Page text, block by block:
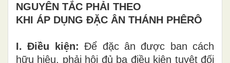
NGUYÊN TẮC PHẢI THEO
KHI ÁP DỤNG ĐẶC ÂN THÁNH PHÊRÔ
I.Điều kiện: Để đặc ân được ban cách
hữu hiệu, phải hội đủ ba điều kiện tuyệt đối